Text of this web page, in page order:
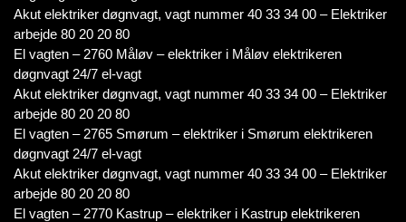
Akut elektriker døgnvagt, vagt nummer 40 33 34 00 – Elektriker
arbejde 80 20 20 80
El vagten – 2760 Måløv – elektriker i Måløv elektrikeren
døgnvagt 24/7 el-vagt
Akut elektriker døgnvagt, vagt nummer 40 33 34 00 – Elektriker
arbejde 80 20 20 80
El vagten – 2765 Smørum – elektriker i Smørum elektrikeren
døgnvagt 24/7 el-vagt
Akut elektriker døgnvagt, vagt nummer 40 33 34 00 – Elektriker
arbejde 80 20 20 80
El vagten – 2770 Kastrup – elektriker i Kastrup elektrikeren